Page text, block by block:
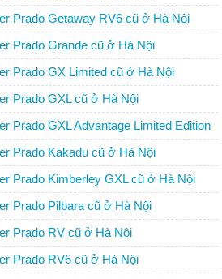
Prado Getaway RV6 cũ ở Hà Nội
Prado Grande cũ ở Hà Nội
Prado GX Limited cũ ở Hà Nội
Prado GXL cũ ở Hà Nội
Prado GXL Advantage Limited Edition
Prado Kakadu cũ ở Hà Nội
Prado Kimberley GXL cũ ở Hà Nội
Prado Pilbara cũ ở Hà Nội
Prado RV cũ ở Hà Nội
Prado RV6 cũ ở Hà Nội